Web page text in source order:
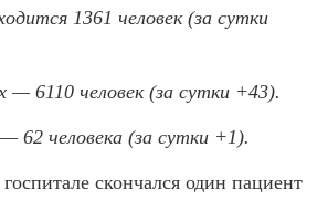
1361 человек (за сутки
6110 человек (за сутки +43).
62 человека (за сутки +1).
скончался один пациент